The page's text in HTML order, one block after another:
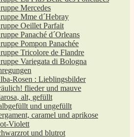
Mercedes
Mme d´Hebray
Oeillet Parfait
Panaché d´Orleans
Pompon Panachée
Tricolore de Flandre
Variegata di Bologna
Rosen : Lieblingsbilder
flieder und mauve
alt, gefüllt
und ungefüllt
caramel und aprikose
Violett
und blutrot